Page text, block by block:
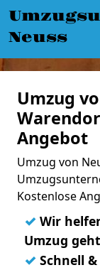
Neuss
Umzug
Angebot
Umzug von
Kostenlose
✓ Wir
Umzug
✓ Schnell